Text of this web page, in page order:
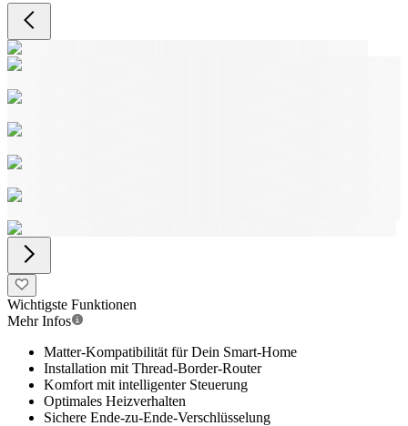
Wichtigste Funktionen
Mehr Infos
Matter-Kompatibilität für Dein Smart-Home
Installation mit Thread-Border-Router
Komfort mit intelligenter Steuerung
Optimales Heizverhalten
Sichere Ende-zu-Ende-Verschlüsselung